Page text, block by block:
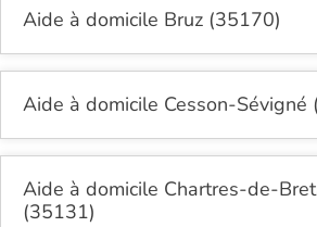
Aide à domicile Bruz (35170)
Aide à domicile Cesson-Sévigné
Aide à domicile Chartres-de-
(35131)